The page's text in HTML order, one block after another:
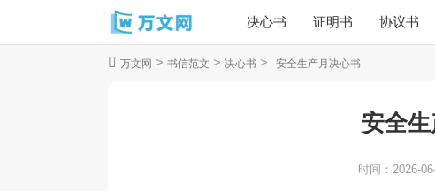
决心书 证明书 协议书
万文网 > 书信范文 > 决心书 > 安全生产月决心书
安全
时间： 2026-